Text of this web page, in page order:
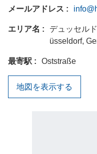
メールアドレス
エリア名
デュッセル
üsseldorf,
最寄駅 Oststraße
地図を表示する